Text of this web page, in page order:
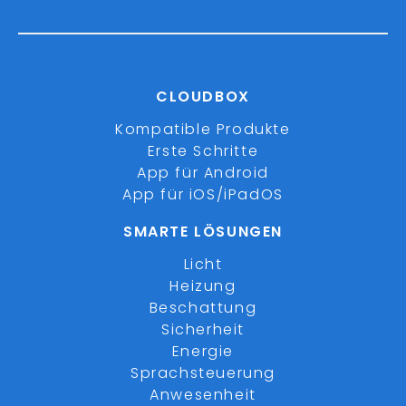
CLOUDBOX
Kompatible Produkte
Erste Schritte
App für Android
App für iOS/iPadOS
SMARTE LÖSUNGEN
Licht
Heizung
Beschattung
Sicherheit
Energie
Sprachsteuerung
Anwesenheit